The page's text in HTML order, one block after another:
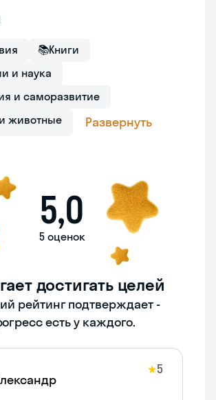
📚Книги
и наука
и саморазвитие
животные Развернуть
5,0
5 оценок
достигать целей
рейтинг подтверждает -
есть у каждого.
★5